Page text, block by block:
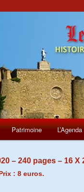
Patrimoine L’Agenda
– 240 pages – 16 X
: 8 euros.